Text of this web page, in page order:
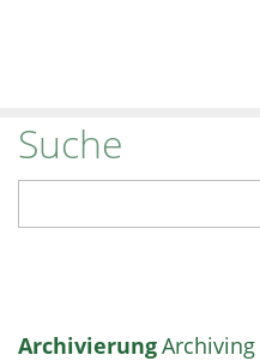
Suche
ArchivierungArchiving